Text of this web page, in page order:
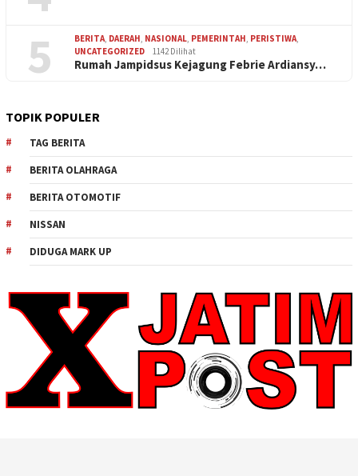
5 BERITA, DAERAH, NASIONAL, PEMERINTAH, PERISTIWA,
UNCATEGORIZED
1142 Dilihat
Rumah Jampidsus Kejagung Febrie Ardiansy…
TOPIK POPULER
TAG BERITA
BERITA OLAHRAGA
BERITA OTOMOTIF
NISSAN
DIDUGA MARK UP